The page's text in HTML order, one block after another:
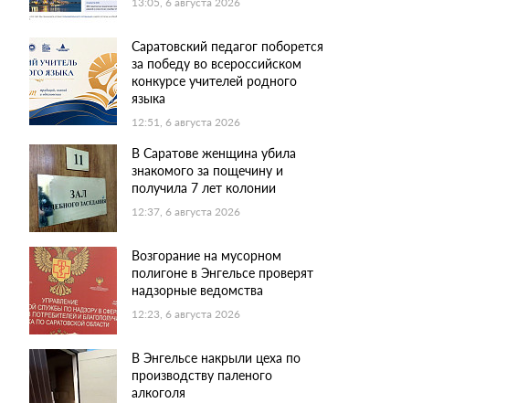
Саратовский педагог поборется
за победу во всероссийском
конкурсе учителей родного
языка
12:51, 6 августа 2026
В Саратове женщина убила
знакомого за пощечину и
получила 7 лет колонии
12:37, 6 августа 2026
Возгорание на мусорном
полигоне в Энгельсе проверят
надзорные ведомства
12:23, 6 августа 2026
В Энгельсе накрыли цеха по
производству паленого
алкоголя